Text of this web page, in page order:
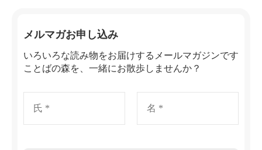
メルマガお申し込み
いろいろな読み物をお届けするメールマガジンです
ことばの森を、一緒にお散歩しませんか？